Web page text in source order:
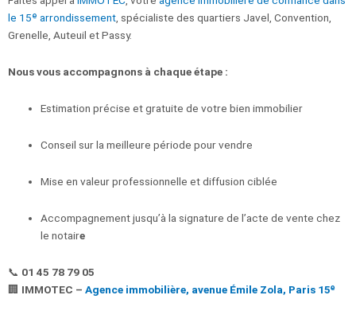
le 15ᵉ arrondissement, spécialiste des quartiers Javel, Convention,
Grenelle, Auteuil et Passy.
Nous vous accompagnons à chaque étape :
Estimation précise et gratuite de votre bien immobilier
Conseil sur la meilleure période pour vendre
Mise en valeur professionnelle et diffusion ciblée
Accompagnement jusqu’à la signature de l’acte de vente chez
le notaire
📞 01 45 78 79 05
🏢 IMMOTEC – Agence immobilière, avenue Émile Zola, Paris 15ᵉ